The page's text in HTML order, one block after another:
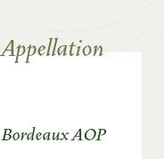
Appellation
Bordeaux AOP